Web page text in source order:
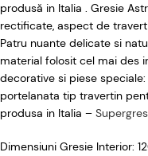
produsă in Italia . Gresie
rectificate, aspect de
Patru nuante delicate si
material folosit cel mai des
decorative si piese
portelanata tip travertin
produsa in Italia –
Dimensiuni Gresie Interior: